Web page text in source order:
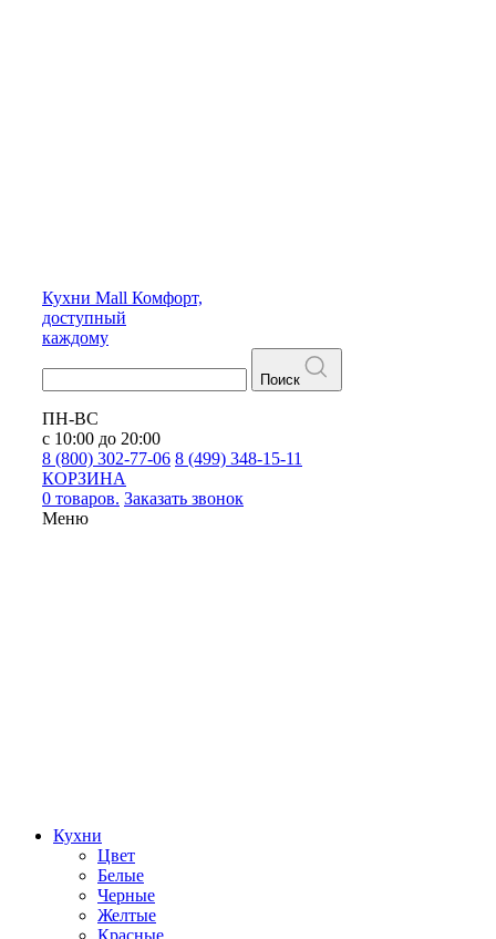
Кухни Mall Комфорт,
доступный
каждому
Поиск
ПН-ВС
с 10:00 до 20:00
8 (800) 302-77-06 8 (499) 348-15-11
КОРЗИНА
0 товаров. Заказать звонок
Меню
Кухни
Цвет
Белые
Черные
Желтые
Красные